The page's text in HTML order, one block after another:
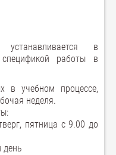
в
работы в
в учебном процессе,
неделя.
пятница с 9.00 до
день